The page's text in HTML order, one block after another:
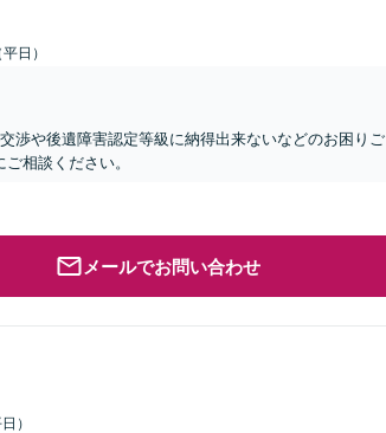
日）
渉や後遺障害認定等級に納得出来ないなどのお困りご
相談ください。
メールでお問い合わせ
）